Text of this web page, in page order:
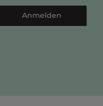
Anmelden